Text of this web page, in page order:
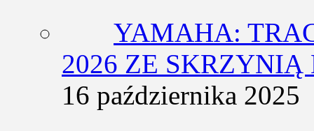
YAMAHA:
2026 ZE
16 października 2025